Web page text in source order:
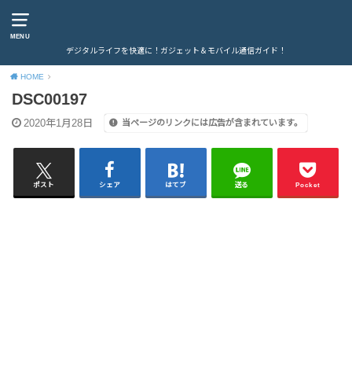
MENU
デジタルライフを快適に！ガジェット＆モバイル通信ガイド！
HOME
DSC00197
2020年1月28日 当ページのリンクには広告が含まれています。
ポスト シェア はてブ 送る Pocket